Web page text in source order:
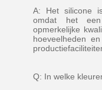
A: Het silicone
omdat het
opmerkelijke
hoeveelheden
Q: In welke